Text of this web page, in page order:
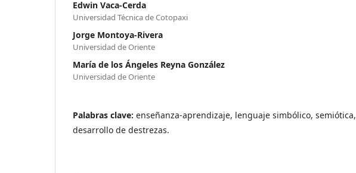
Edwin Vaca-Cerda
Universidad Técnica de Cotopaxi
Jorge Montoya-Rivera
Universidad de Oriente
María de los Ángeles Reyna González
Universidad de Oriente
Palabras clave: enseñanza-aprendizaje, lenguaje simbólico, semiótica,
desarrollo de destrezas.